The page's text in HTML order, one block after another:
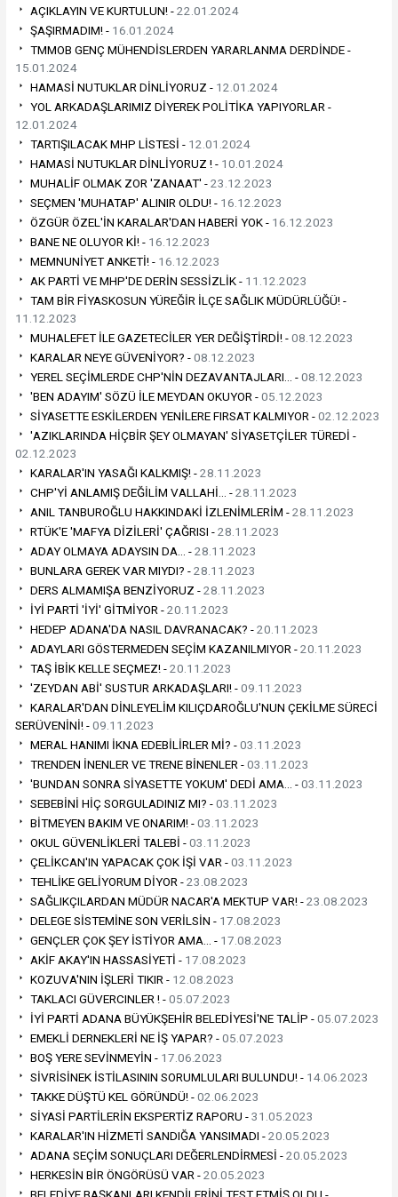
AÇIKLAYIN VE KURTULUN! -22.01.2024
ŞAŞIRMADIM! - 16.01.2024
TMMOB GENÇ MÜHENDİSLERDEN YARARLANMA DERDİNDE -
15.01.2024
HAMASİ NUTUKLAR DİNLİYORUZ - 12.01.2024
YOL ARKADAŞLARIMIZ DİYEREK POLİTİKA YAPIYORLAR -
12.01.2024
TARTIŞILACAK MHP LİSTESİ - 12.01.2024
HAMASİ NUTUKLAR DİNLİYORUZ ! - 10.01.2024
MUHALİF OLMAK ZOR 'ZANAAT' -23.12.2023
SEÇMEN 'MUHATAP' ALINIR OLDU! - 16.12.2023
ÖZGÜR ÖZEL'İN KARALAR'DAN HABERİ YOK - 16.12.2023
BANE NE OLUYOR Kİ! - 16.12.2023
MEMNUNİYET ANKETİ! - 16.12.2023
AK PARTİ VE MHP'DE DERİN SESSİZLİK - 11.12.2023
TAM BİR FİYASKOSUN YÜREĞİR İLÇE SAĞLIK MÜDÜRLÜĞÜ! -
11.12.2023
MUHALEFET İLE GAZETECİLER YER DEĞİŞTİRDİ! -08.12.2023
KARALAR NEYE GÜVENİYOR? -08.12.2023
YEREL SEÇİMLERDE CHP'NİN DEZAVANTAJLARI… -08.12.2023
'BEN ADAYIM' SÖZÜ İLE MEYDAN OKUYOR -05.12.2023
SİYASETTE ESKİLERDEN YENİLERE FIRSAT KALMIYOR -02.12.2023
'AZIKLARINDA HİÇBİR ŞEY OLMAYAN' SİYASETÇİLER TÜREDİ -
02.12.2023
KARALAR'IN YASAĞI KALKMIŞ! -28.11.2023
CHP'Yİ ANLAMIŞ DEĞİLİM VALLAHİ… -28.11.2023
ANIL TANBUROĞLU HAKKINDAKİ İZLENİMLERİM -28.11.2023
RTÜK'E 'MAFYA DİZİLERİ' ÇAĞRISI -28.11.2023
ADAY OLMAYA ADAYSIN DA… -28.11.2023
BUNLARA GEREK VAR MIYDI? -28.11.2023
DERS ALMAMIŞA BENZİYORUZ -28.11.2023
İYİ PARTİ 'İYİ' GİTMİYOR -20.11.2023
HEDEP ADANA'DA NASIL DAVRANACAK? -20.11.2023
ADAYLARI GÖSTERMEDEN SEÇİM KAZANILMIYOR -20.11.2023
TAŞ İBİK KELLE SEÇMEZ! -20.11.2023
'ZEYDAN ABİ' SUSTUR ARKADAŞLARI! -09.11.2023
KARALAR'DAN DİNLEYELİM KILIÇDAROĞLU'NUN ÇEKİLME SÜRECİ
SERÜVENİNİ! -09.11.2023
MERAL HANIMI İKNA EDEBİLİRLER Mİ? -03.11.2023
TRENDEN İNENLER VE TRENE BİNENLER -03.11.2023
'BUNDAN SONRA SİYASETTE YOKUM' DEDİ AMA… -03.11.2023
SEBEBİNİ HİÇ SORGULADINIZ MI? -03.11.2023
BİTMEYEN BAKIM VE ONARIM! -03.11.2023
OKUL GÜVENLİKLERİ TALEBİ -03.11.2023
ÇELİKCAN'IN YAPACAK ÇOK İŞİ VAR -03.11.2023
TEHLİKE GELİYORUM DİYOR -23.08.2023
SAĞLIKÇILARDAN MÜDÜR NACAR'A MEKTUP VAR! -23.08.2023
DELEGE SİSTEMİNE SON VERİLSİN - 17.08.2023
GENÇLER ÇOK ŞEY İSTİYOR AMA… - 17.08.2023
AKİF AKAY'IN HASSASİYETİ - 17.08.2023
KOZUVA'NIN İŞLERİ TIKIR - 12.08.2023
TAKLACI GÜVERCINLER ! -05.07.2023
İYİ PARTİ ADANA BÜYÜKŞEHİR BELEDİYESİ'NE TALİP -05.07.2023
EMEKLİ DERNEKLERİ NE İŞ YAPAR? -05.07.2023
BOŞ YERE SEVİNMEYİN - 17.06.2023
SİVRİSİNEK İSTİLASININ SORUMLULARI BULUNDU! - 14.06.2023
TAKKE DÜŞTÜ KEL GÖRÜNDÜ! -02.06.2023
SİYASİ PARTİLERİN EKSPERTİZ RAPORU -31.05.2023
KARALAR'IN HİZMETİ SANDIĞA YANSIMADI -20.05.2023
ADANA SEÇİM SONUÇLARI DEĞERLENDİRMESİ -20.05.2023
HERKESİN BİR ÖNGÖRÜSÜ VAR -20.05.2023